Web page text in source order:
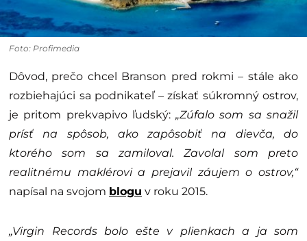
Foto: Profimedia
Dôvod, prečo chcel Branson pred rokmi – stále ako
rozbiehajúci sa podnikateľ – získať súkromný ostrov,
je pritom prekvapivo ľudský:„Zúfalo som sa snažil
prísť na spôsob, ako zapôsobiť na dievča, do
ktorého som sa zamiloval. Zavolal som preto
realitnému maklérovi a prejavil záujem o ostrov,“
napísal na svojom blogu v roku 2015.
„Virgin Records bolo ešte v plienkach a ja som